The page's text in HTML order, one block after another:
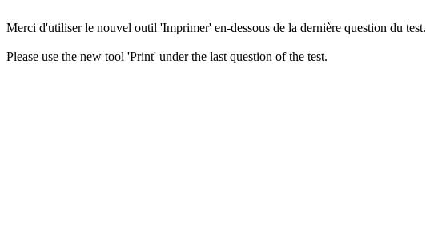
Merci d'utiliser le nouvel outil 'Imprimer' en-dessous de la dernière question du test.
Please use the new tool 'Print' under the last question of the test.